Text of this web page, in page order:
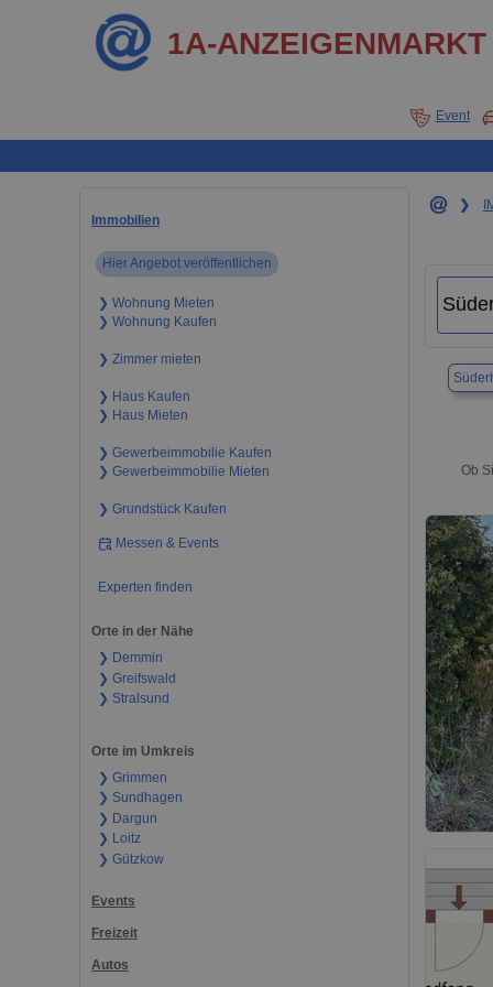
1A-ANZEIGENMARKT
Event
Immobilien
Hier Angebot veröffentlichen
❯ Wohnung Mieten
❯ Wohnung Kaufen
❯ Zimmer mieten
❯ Haus Kaufen
❯ Haus Mieten
❯ Gewerbeimmobilie Kaufen
❯ Gewerbeimmobilie Mieten
❯ Grundstück Kaufen
Messen & Events
Experten finden
Orte in der Nähe
❯ Demmin
❯ Greifswald
❯ Stralsund
Orte im Umkreis
❯ Grimmen
❯ Sundhagen
❯ Dargun
❯ Loitz
❯ Gützkow
Events
Freizeit
Autos
❯
Ob